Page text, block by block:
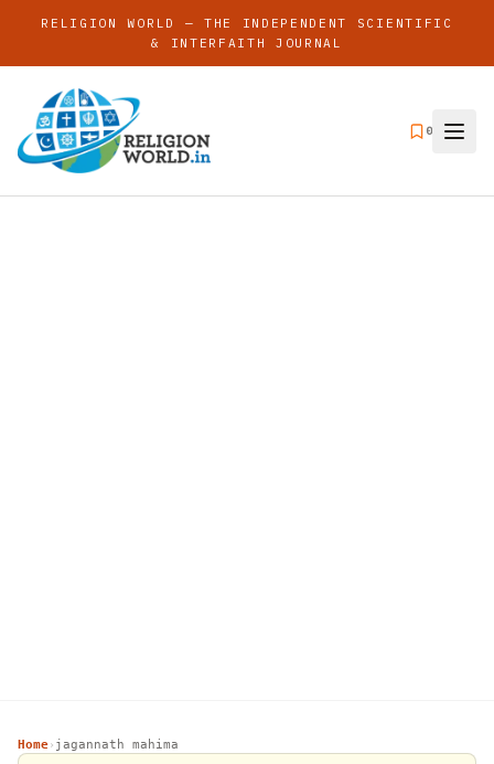
RELIGION WORLD — THE INDEPENDENT SCIENTIFIC
& INTERFAITH JOURNAL
0
Home› jagannath mahima